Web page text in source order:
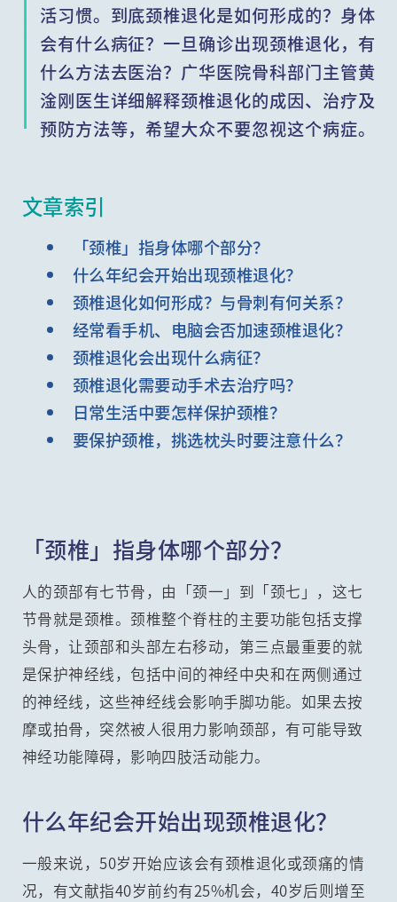
活习惯。到底颈椎退化是如何形成的？身体
会有什么病征？一旦确诊出现颈椎退化，有
什么方法去医治？广华医院骨科部门主管黄
淦刚医生详细解释颈椎退化的成因、治疗及
预防方法等，希望大众不要忽视这个病症。
文章索引
「颈椎」指身体哪个部分？
什么年纪会开始出现颈椎退化？
颈椎退化如何形成？与骨刺有何关系？
经常看手机、电脑会否加速颈椎退化？
颈椎退化会出现什么病征？
颈椎退化需要动手术去治疗吗？
日常生活中要怎样保护颈椎？
要保护颈椎，挑选枕头时要注意什么？
「颈椎」指身体哪个部分？
人的颈部有七节骨，由「颈一」到「颈七」，这七
节骨就是颈椎。颈椎整个脊柱的主要功能包括支撑
头骨，让颈部和头部左右移动，第三点最重要的就
是保护神经线，包括中间的神经中央和在两侧通过
的神经线，这些神经线会影响手脚功能。如果去按
摩或拍骨，突然被人很用力影响颈部，有可能导致
神经功能障碍，影响四肢活动能力。
什么年纪会开始出现颈椎退化？
一般来说，50岁开始应该会有颈椎退化或颈痛的情
况，有文献指40岁前约有25%机会，40岁后则增至